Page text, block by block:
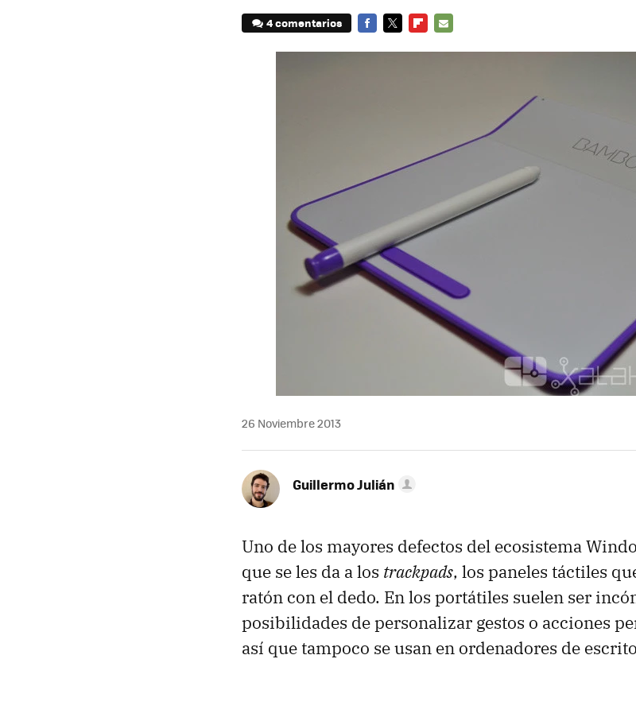
4 comentarios
26 Noviembre 2013
Guillermo Julián
Uno de los mayores defectos del ecosistema
que se les da a los trackpads, los paneles táctiles
ratón con el dedo. En los portátiles suelen ser
posibilidades de personalizar gestos o acciones
así que tampoco se usan en ordenadores de